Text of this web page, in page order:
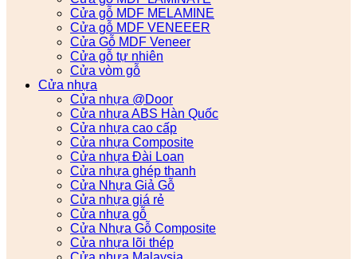
Cửa gỗ MDF MELAMINE
Cửa gỗ MDF VENEEER
Cửa Gỗ MDF Veneer
Cửa gỗ tự nhiên
Cửa vòm gỗ
Cửa nhựa
Cửa nhựa @Door
Cửa nhựa ABS Hàn Quốc
Cửa nhựa cao cấp
Cửa nhựa Composite
Cửa nhựa Đài Loan
Cửa nhựa ghép thanh
Cửa Nhựa Giả Gỗ
Cửa nhựa giá rẻ
Cửa nhựa gỗ
Cửa Nhựa Gỗ Composite
Cửa nhựa lõi thép